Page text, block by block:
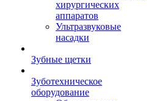
хирургических
аппаратов
Ультразвуковые
насадки
Зубные щетки
Зуботехническое
оборудование